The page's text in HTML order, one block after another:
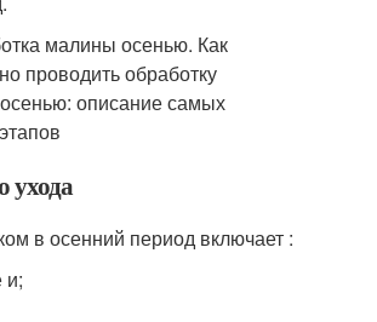
ухода
в осенний период включает :
и;